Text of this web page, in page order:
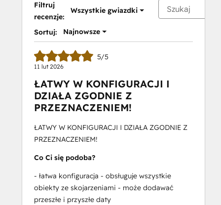
Filtruj
recenzje:
Wszystkie gwiazdki
Sortuj: Najnowsze
5/5
11 lut 2026
ŁATWY W KONFIGURACJI I
DZIAŁA ZGODNIE Z
PRZEZNACZENIEM!
ŁATWY W KONFIGURACJI I DZIAŁA ZGODNIE Z
PRZEZNACZENIEM!
Co Ci się podoba?
- łatwa konfiguracja - obsługuje wszystkie
obiekty ze skojarzeniami - może dodawać
przeszłe i przyszłe daty